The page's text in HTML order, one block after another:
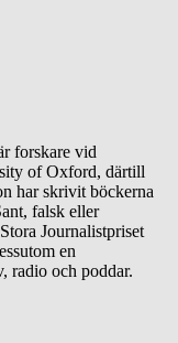
forskare vid
of Oxford, därtill
har skrivit böckerna
falsk eller
Journalistpriset
en
radio och poddar.